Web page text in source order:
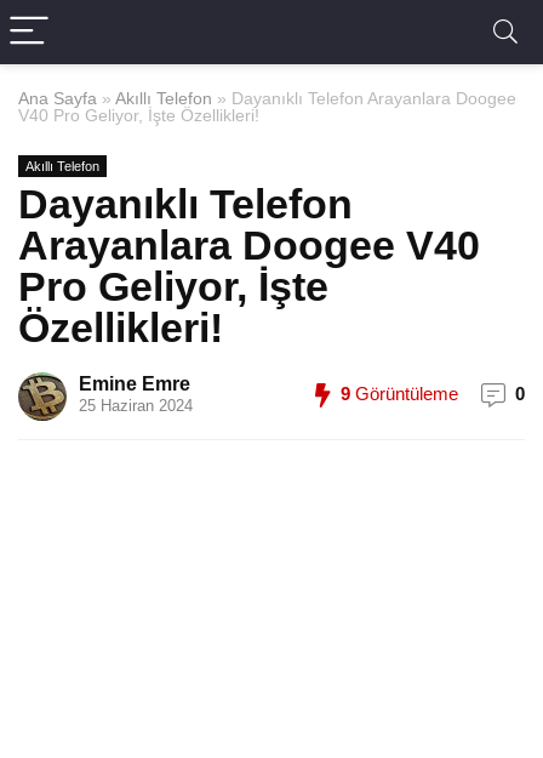
Ana Sayfa » Akıllı Telefon » Dayanıklı Telefon Arayanlara Doogee
V40 Pro Geliyor, İşte Özellikleri!
Akıllı Telefon
Dayanıklı Telefon
Arayanlara Doogee V40
Pro Geliyor, İşte
Özellikleri!
Emine Emre
25 Haziran 2024
9 Görüntüleme 0